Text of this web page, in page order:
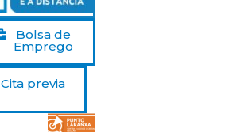
Bolsa de
Emprego
Cita previa